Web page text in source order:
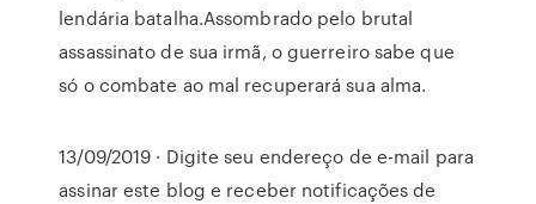
lendária batalha.Assombrado pelo brutal
assassinato de sua irmã, o guerreiro sabe que
só o combate ao mal recuperará sua alma.
13/09/2019 · Digite seu endereço de e-mail para
assinar este blog e receber notificações de